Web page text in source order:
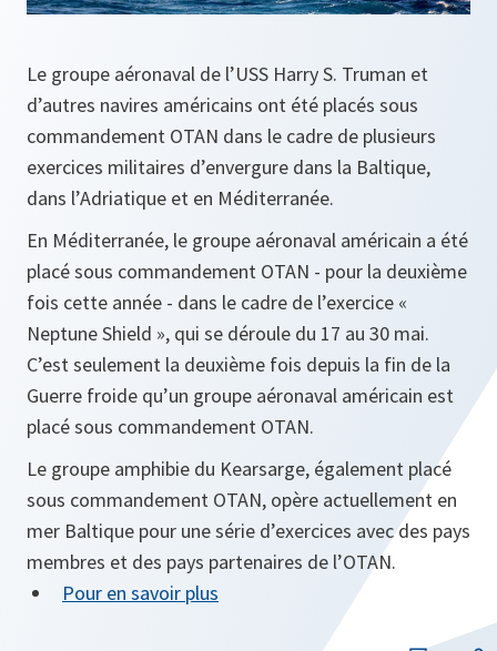
Le groupe aéronaval de l’USS Harry S. Truman et
d’autres navires américains ont été placés sous
commandement OTAN dans le cadre de plusieurs
exercices militaires d’envergure dans la Baltique,
dans l’Adriatique et en Méditerranée.
En Méditerranée, le groupe aéronaval américain a été
placé sous commandement OTAN - pour la deuxième
fois cette année - dans le cadre de l’exercice «
Neptune Shield », qui se déroule du 17 au 30 mai.
C’est seulement la deuxième fois depuis la fin de la
Guerre froide qu’un groupe aéronaval américain est
placé sous commandement OTAN.
Le groupe amphibie du Kearsarge, également placé
sous commandement OTAN, opère actuellement en
mer Baltique pour une série d’exercices avec des pays
membres et des pays partenaires de l’OTAN.
Pour en savoir plus